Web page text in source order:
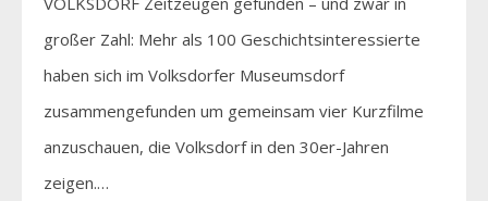
großer Zahl: Mehr als 100 Geschichtsinteressierte
haben sich im Volksdorfer Museumsdorf
zusammengefunden um gemeinsam vier Kurzfilme
anzuschauen, die Volksdorf in den 30er-Jahren
zeigen.…